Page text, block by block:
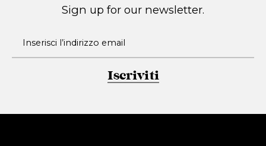
Sign up for our newsletter.
Iscriviti